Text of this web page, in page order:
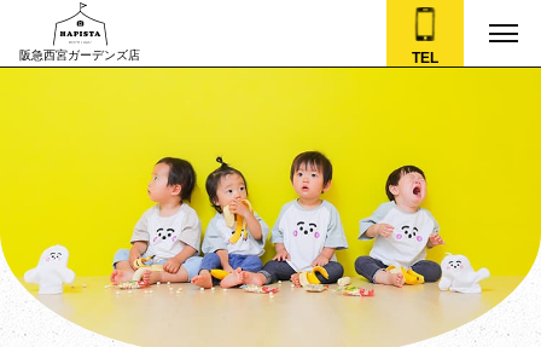
阪急西宮ガーデンズ店 TEL